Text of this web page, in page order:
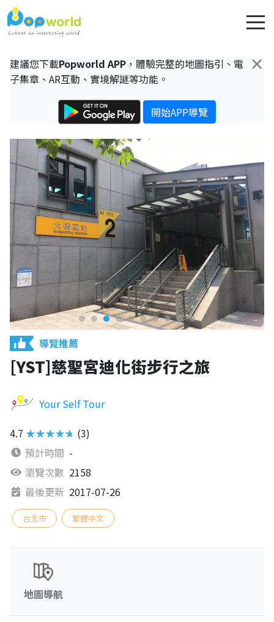
×
建議您下載Popworld APP ，體驗完整的地圖指引、電
子集章、AR互動、實境解謎等功能。
開始APP導覽
導覽推薦
[YST]慈聖宮迪化街步行之旅
Your Self Tour
4.7 ★★★★★ (3)
預計時間 -
瀏覽次數 2158
最後更新 2017-07-26
台北市 繁體中文
地圖導航